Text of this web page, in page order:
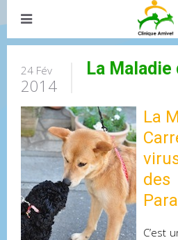
24 Fév
2014
La Maladie
La
des
C’est